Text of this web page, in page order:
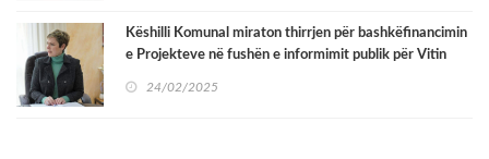
Këshilli Komunal miraton thirrjen për bashkëfinancimin
e Projekteve në fushën e informimit publik për Vitin
24/02/2025